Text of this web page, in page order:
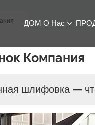
ДОМ О Нас
Компания
шлифовка —